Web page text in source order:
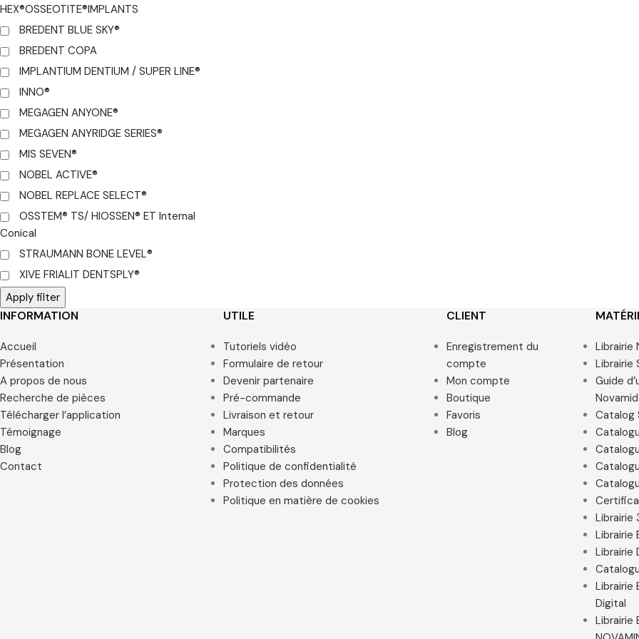
HEX®OSSEOTITE®IMPLANTS
BREDENT BLUE SKY®
BREDENT COPA
IMPLANTIUM DENTIUM / SUPER LINE®
INNO®
MEGAGEN ANYONE®
MEGAGEN ANYRIDGE SERIES®
MIS SEVEN®
NOBEL ACTIVE®
NOBEL REPLACE SELECT®
OSSTEM® TS/ HIOSSEN® ET Internal
Conical
STRAUMANN BONE LEVEL®
XIVE FRIALIT DENTSPLY®
Apply filter
INFORMATION
Accueil
Présentation
A propos de nous
Recherche de pièces
Télécharger l’application
Témoignage
Blog
Contact
UTILE
Tutoriels vidéo
Formulaire de retour
Devenir partenaire
Pré-commande
Livraison et retour
Marques
Compatibilités
Politique de confidentialité
Protection des données
Politique en matière de cookies
CLIENT
Enregistrement du
compte
Mon compte
Boutique
Favoris
Blog
Librairie
Librairie
Guide
Catalog
Librairie
Librairie
Librairie
Librairie
Digital
Librairie